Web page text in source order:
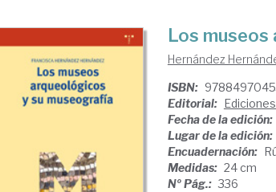
Los
Hernández
ISBN:
Editorial:
Fecha de la edición:
Lugar de la edición:
Encuadernación:
Medidas: 24 cm
Nº Pág.: 336